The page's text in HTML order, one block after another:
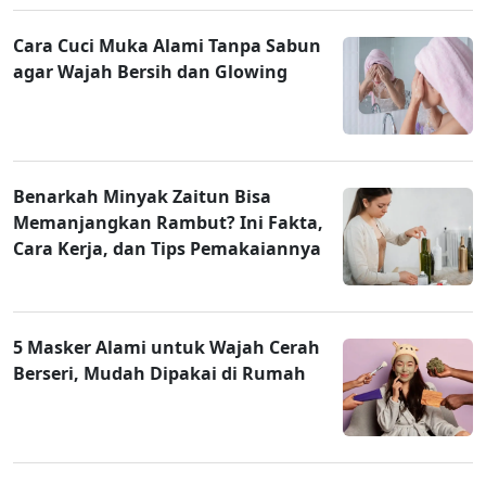
Cara Cuci Muka Alami Tanpa Sabun
agar Wajah Bersih dan Glowing
Benarkah Minyak Zaitun Bisa
Memanjangkan Rambut? Ini Fakta,
Cara Kerja, dan Tips Pemakaiannya
5 Masker Alami untuk Wajah Cerah
Berseri, Mudah Dipakai di Rumah